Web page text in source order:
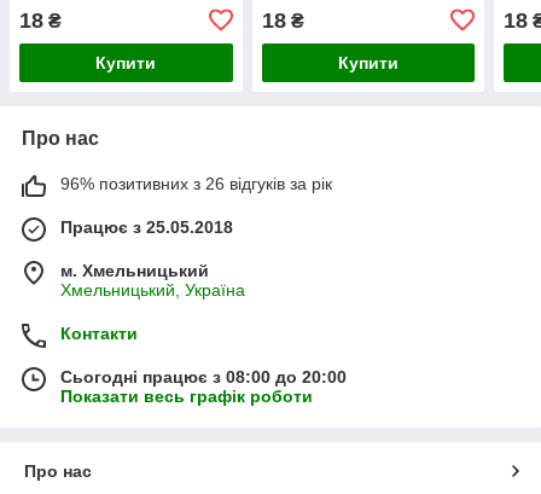
18 ₴
Купити
18₴
Купити
18
Про нас
96% позитивних з 26 відгуків за рік
Працює з 25.05.2018
м. Хмельницький
Хмельницький, Україна
Контакти
Сьогодні працює з 08:00 до 20:00
Показати весь графік роботи
Про нас